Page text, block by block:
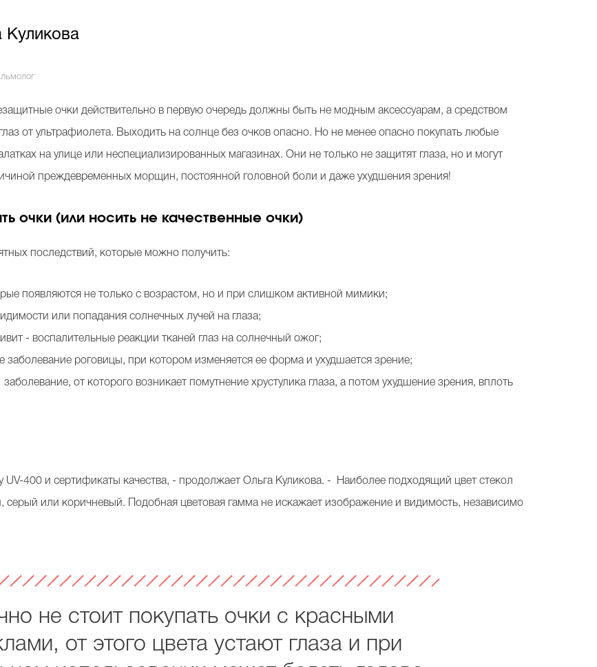
Куликова
очки действительно в первую очередь должны быть не модным аксессуарам, а средством
от ультрафиолета. Выходить на солнце без очков опасно. Но не менее опасно покупать любые
на улице или неспециализированных магазинах. Они не только не защитят глаза, но и могут
преждевременных морщин, постоянной головной боли и даже ухудшения зрения!
очки (или носить не качественные очки)
последствий, которые можно получить:
появляются не только с возрастом, но и при слишком активной мимики;
или попадания солнечных лучей на глаза;
- воспалительные реакции тканей глаз на солнечный ожог;
заболевание роговицы, при котором изменяется ее форма и ухудшается зрение;
от которого возникает помутнение хрустулика глаза, а потом ухудшение зрения, вплоть
400 и сертификаты качества, - продолжает Ольга Куликова. - Наиболее подходящий цвет стекол
серый или коричневый. Подобная цветовая гамма не искажает изображение и видимость, независимо
не стоит покупать очки с красными
от этого цвета устают глаза и при